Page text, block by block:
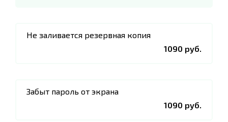
Не заливается резервная копия
1090 руб.
Забыт пароль от экрана
1090 руб.